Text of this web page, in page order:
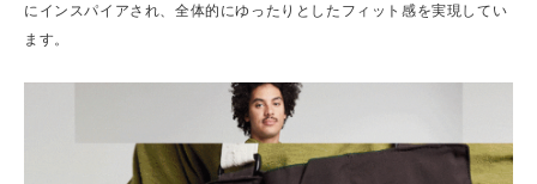
にインスパイアされ、全体的にゆったりとしたフィット感を実現してい
ます。